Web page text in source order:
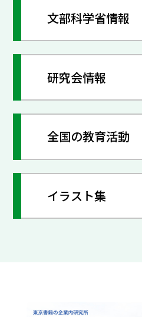
文部科学省情報
研究会情報
全国の教育活動
イラスト集